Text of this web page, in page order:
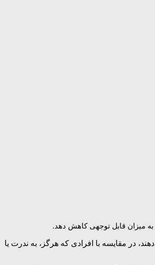
که افراد بالای ۷۰ سال که همیشه به موسیقی گوش می‌دهند، در مقایسه با افرادی که هرگز، به ندرت یا